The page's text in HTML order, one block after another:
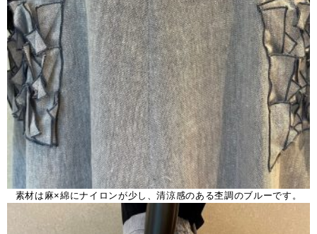
素材は麻×綿にナイロンが少し、清涼感のある杢調のブルーです。